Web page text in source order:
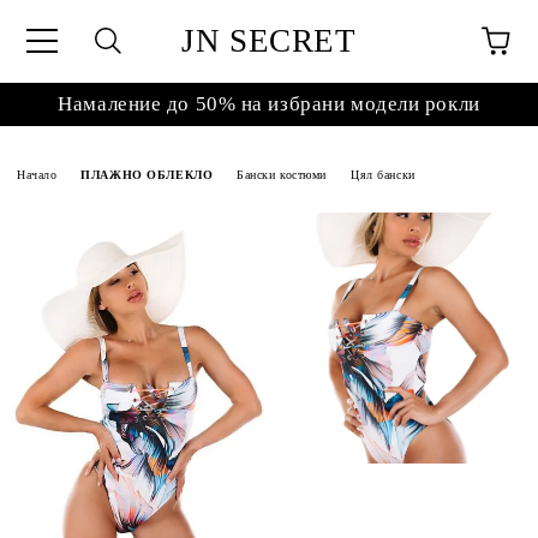
JN SECRET
Намаление до 50% на избрани модели рокли
Начало ПЛАЖНО ОБЛЕКЛО Бански костюми Цял бански